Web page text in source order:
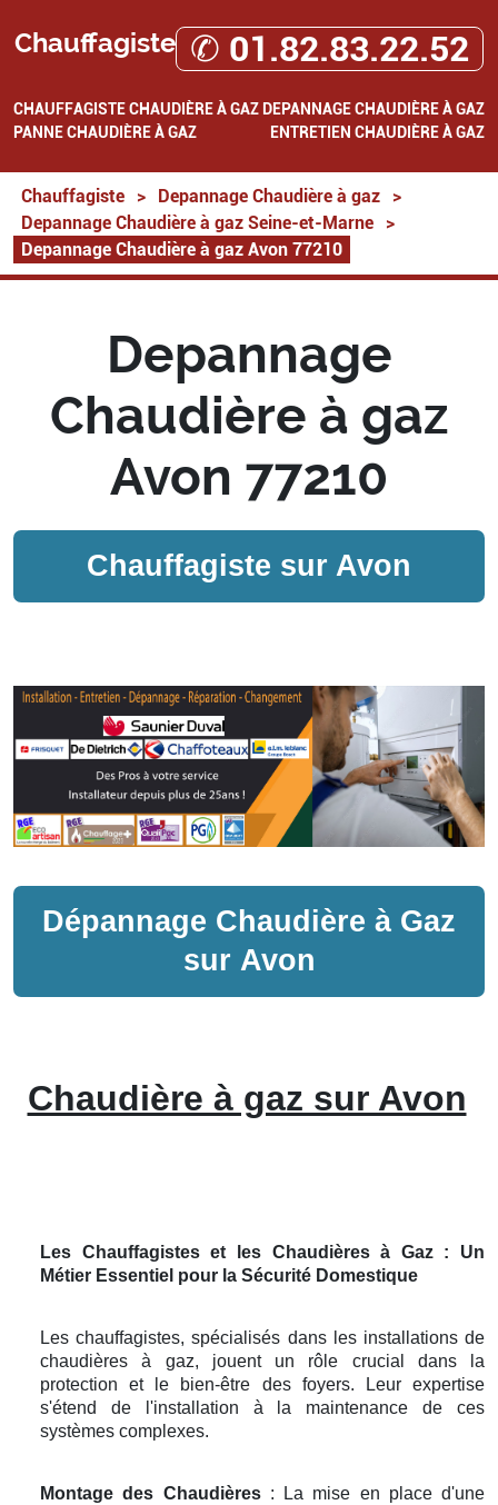
Chauffagiste ✆ 01.82.83.22.52
CHAUFFAGISTECHAUDIÈRE À GAZ DEPANNAGE CHAUDIÈRE À GAZ
PANNE CHAUDIÈRE À GAZ
ENTRETIEN CHAUDIÈRE À GAZ
Chauffagiste > Depannage Chaudière à gaz
>
Depannage Chaudière à gaz Seine-et-Marne
>
Depannage Chaudière à gaz Avon 77210
Depannage
Chaudière à gaz
Avon 77210
Chauffagiste sur Avon
Dépannage Chaudière à Gaz
sur Avon
Chaudière à gaz sur Avon
Les Chauffagistes et les Chaudières à Gaz : Un
Métier Essentiel pour la Sécurité Domestique
Les chauffagistes, spécialisés dans les installations de
chaudières à gaz, jouent un rôle crucial dans la
protection et le bien-être des foyers. Leur expertise
s'étend de l'installation à la maintenance de ces
systèmes complexes.
Montage des Chaudières: La mise en place d'une